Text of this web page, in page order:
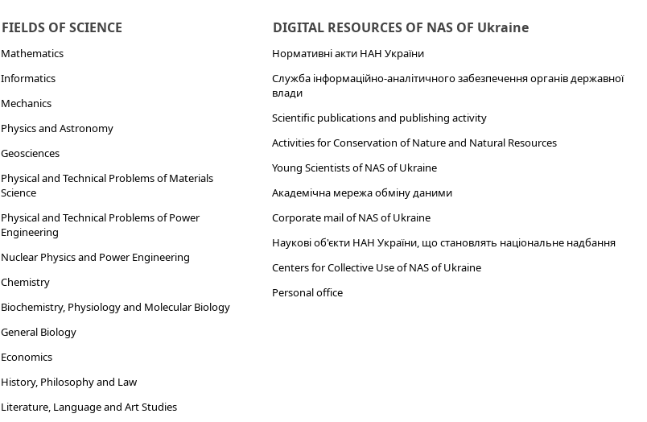
FIELDS OF SCIENCE
Mathematics
Informatics
Mechanics
Physics and Astronomy
Geosciences
Physical and Technical Problems of Materials
Science
Physical and Technical Problems of Power
Engineering
Nuclear Physics and Power Engineering
Chemistry
Biochemistry, Physiology and Molecular Biology
General Biology
Economics
History, Philosophy and Law
Literature, Language and Art Studies
DIGITAL RESOURCES OF NAS OF Ukraine
Нормативні акти НАН України
Служба інформаційно-аналітичного забезпечення органів державної
влади
Scientific publications and publishing activity
Activities for Conservation of Nature and Natural Resources
Young Scientists of NAS of Ukraine
Академічна мережа обміну даними
Corporate mail of NAS of Ukraine
Наукові об'єкти НАН України, що становлять національне надбання
Centers for Collective Use of NAS of Ukraine
Personal office